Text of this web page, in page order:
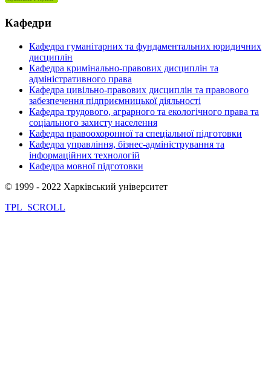
Кафедри
Кафедра гуманітарних та фундаментальних юридичних
дисциплін
Кафедра кримінально-правових дисциплін та
адміністративного права
Кафедра цивільно-правових дисциплін та правового
забезпечення підприємницької діяльності
Кафедра трудового, аграрного та екологічного права та
соціального захисту населення
Кафедра правоохоронної та спеціальної підготовки
Кафедра управління, бізнес-адміністрування та
інформаційних технологій
Кафедра мовної підготовки
© 1999 - 2022 Харківський університет
TPL_SCROLL